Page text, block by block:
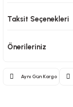
Taksit Seçenekleri
Önerileriniz
Aynı Gün Kargo